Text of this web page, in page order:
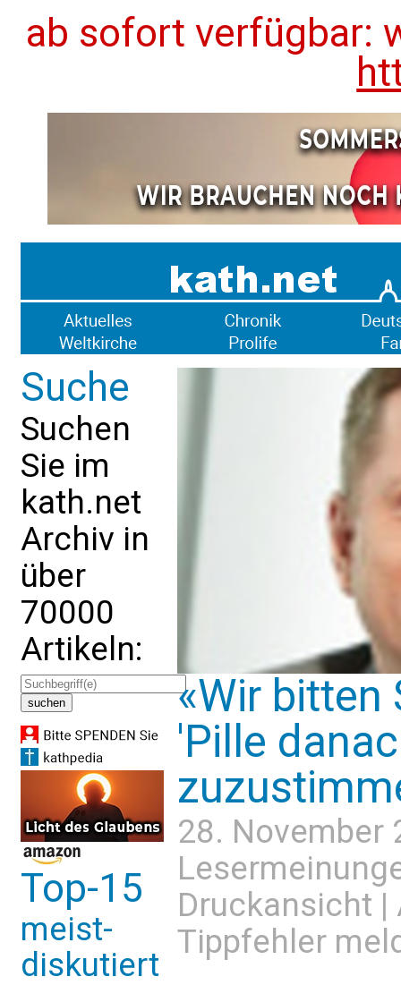
ab sofort verfügbar:
Suche
Suchen
Sie im
kath.net
Archiv in
über
70000
Artikeln:
Top-15
meist-
diskutiert
«Wir bitten
'Pille
28. November
Druckansicht |
Tippfehler